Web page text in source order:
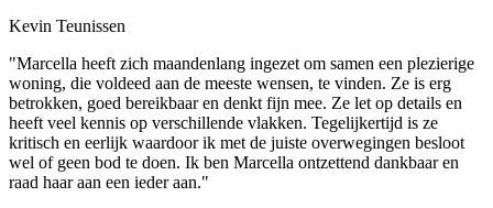
Kevin Teunissen
"Marcella heeft zich maandenlang ingezet om samen een plezierige
woning, die voldeed aan de meeste wensen, te vinden. Ze is erg
betrokken, goed bereikbaar en denkt fijn mee. Ze let op details en
heeft veel kennis op verschillende vlakken. Tegelijkertijd is ze
kritisch en eerlijk waardoor ik met de juiste overwegingen besloot
wel of geen bod te doen. Ik ben Marcella ontzettend dankbaar en
raad haar aan een ieder aan."